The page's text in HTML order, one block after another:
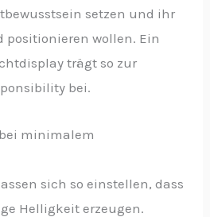
setzen und ihr
positionieren wollen. Ein
trägt so zur
bei.
minimalem
sich so einstellen, dass
Helligkeit erzeugen.